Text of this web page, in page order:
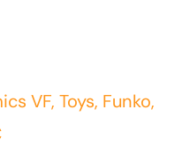
VF, Toys, Funko,